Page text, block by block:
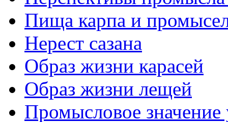
Пища карпа и промысел
Нерест сазана
Образ жизни карасей
Образ жизни лещей
Промысловое значение